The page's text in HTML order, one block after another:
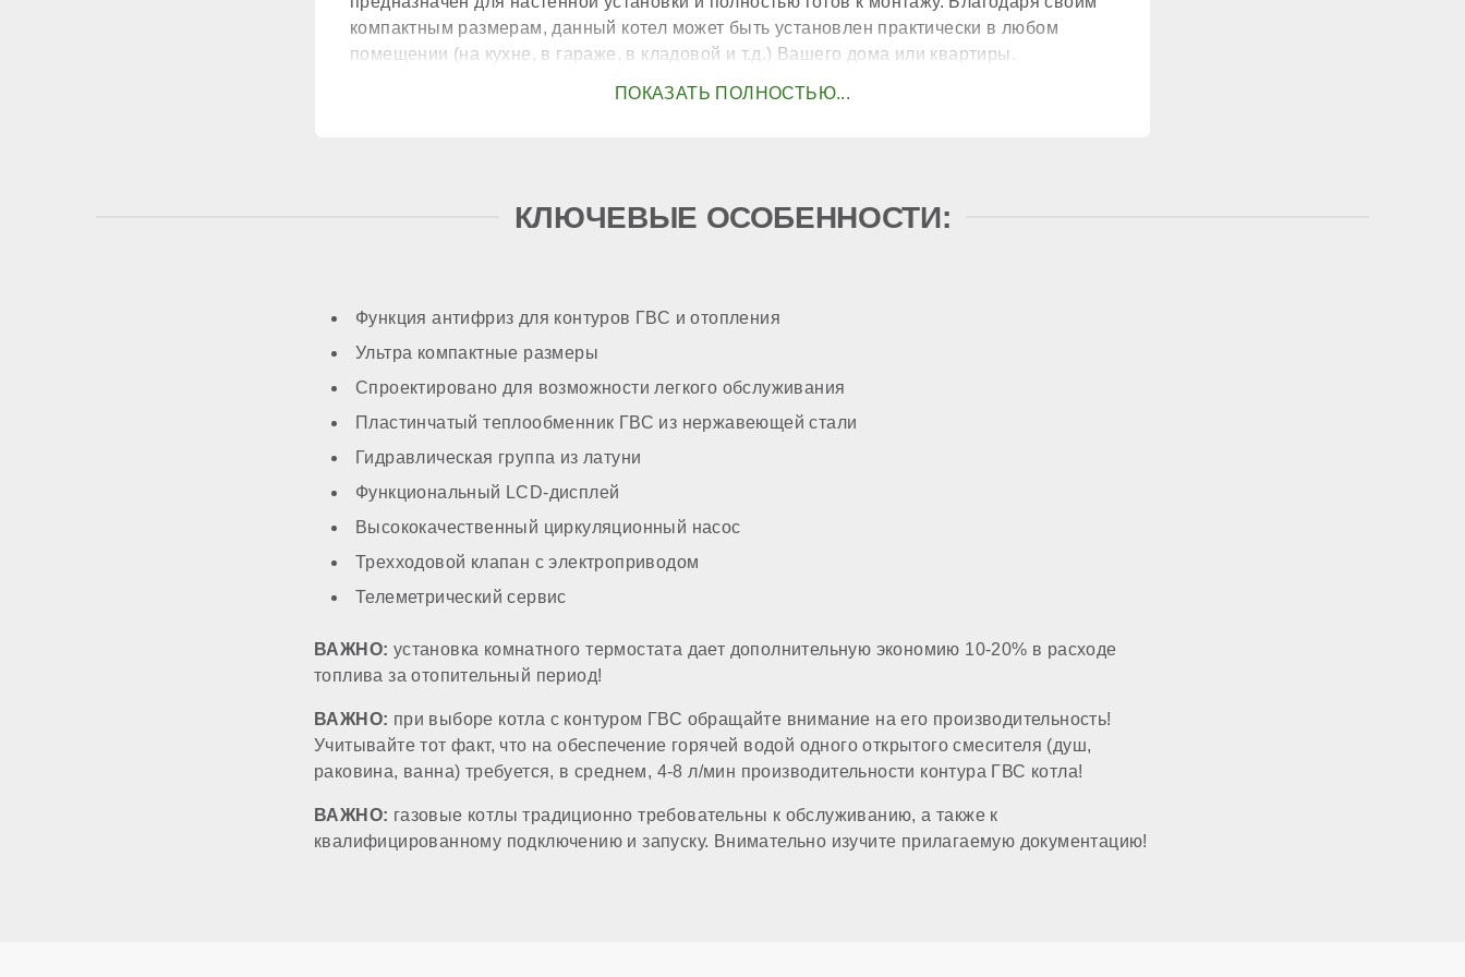
Датчик потока ГВС стандартный
Циркуляционный насос
Трансформатор розжига
Система автоподпитки
МОНТАЖ И НАСТРОЙКА
Способ монтажа настенный
компактным размерам, данный котел может быть установлен практически в любом
помещении (на кухне, в гараже, в кладовой и т.д.) Вашего дома или квартиры.
КЛЮЧЕВЫЕ ОСОБЕННОСТИ:
Функция антифриз для контуров ГВС и отопления
Ультра компактные размеры
Спроектировано для возможности легкого обслуживания
Пластинчатый теплообменник ГВС из нержавеющей стали
Гидравлическая группа из латуни
Функциональный LCD-дисплей
Высококачественный циркуляционный насос
Трехходовой клапан с электроприводом
Телеметрический сервис
ВАЖНО: установка комнатного термостата дает дополнительную экономию 10-20% в расходе
топлива за отопительный период!
ВАЖНО: при выборе котла с контуром ГВС обращайте внимание на его производительность!
Учитывайте тот факт, что на обеспечение горячей водой одного открытого смесителя (душ,
раковина, ванна) требуется, в среднем, 4-8 л/мин производительности контура ГВС котла!
ВАЖНО: газовые котлы традиционно требовательны к обслуживанию, а также к
квалифицированному подключению и запуску. Внимательно изучите прилагаемую документацию!